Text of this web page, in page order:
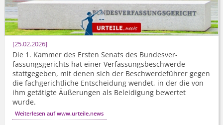
25.02.2026
Die 1. Kammer des Ersten Senats des Bundesver­
fassungsgerichts hat einer Verfassungs­beschwerde
stattgegeben, mit denen sich der Beschwerdeführer gegen
die fachgerichtliche Entscheidung wendet, in der die von
ihm getätigte Äußerungen als Beleidigung bewertet
wurde.
Weiterlesen auf www.urteile.news